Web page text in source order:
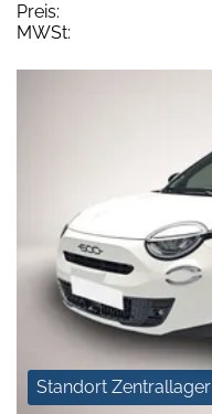
Preis:
MWSt:
Standort Zentrallager